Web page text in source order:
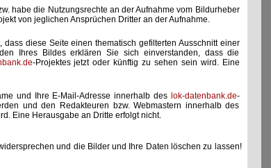
habe die Nutzungsrechte an der Aufnahme vom Bildurheber
von jeglichen Ansprüchen Dritter an der Aufnahme.
dass diese Seite einen thematisch gefilterten Ausschnitt einer
Ihres Bildes erklären Sie sich einverstanden, dass die
-Projektes jetzt oder künftig zu sehen sein wird. Eine
und Ihre E-Mail-Adresse innerhalb des lok-datenbank.de-
und den Redakteuren bzw. Webmastern innerhalb des
Eine Herausgabe an Dritte erfolgt nicht.
und die Bilder und Ihre Daten löschen zu lassen!